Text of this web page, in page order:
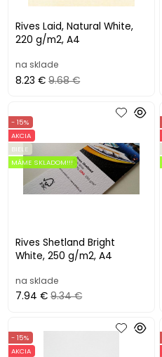
Rives Laid, Natural White,
220 g/m2, A4
na sklade
8.23 € 9.68 €
Rives Shetland Bright
White, 250 g/m2, A4
- 15%
AKCIA
BIELE
MÁME SKLADOM!!!
na sklade
7.94 € 9.34 €
- 15%
AKCIA